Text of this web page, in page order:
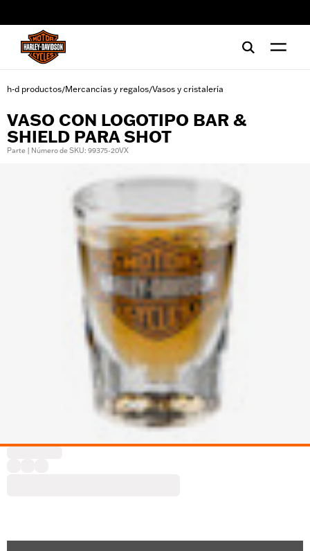
h-d productos/Mercancías y regalos/Vasos y cristalería
VASO CON LOGOTIPO BAR &
SHIELD PARA SHOT
Parte | Número de SKU: 99375-20VX